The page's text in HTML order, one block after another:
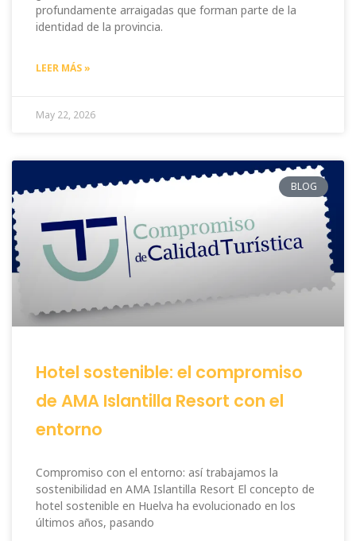
profundamente arraigadas que forman parte de la
identidad de la provincia.
LEER MÁS »
May 22, 2026
BLOG
Hotel sostenible: el compromiso
de AMA Islantilla Resort con el
entorno
Compromiso con el entorno: así trabajamos la
sostenibilidad en AMA Islantilla Resort El concepto de
hotel sostenible en Huelva ha evolucionado en los
últimos años, pasando